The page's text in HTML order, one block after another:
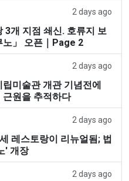
2 days ago
3개 지점 쇄신. 호류지 보
노」 오픈｜Page 2
2 days ago
미술관 개관 기념전에
원을 추적하다
2 days ago
레스토랑이 리뉴얼됨; 법
' 개장
2 days ago